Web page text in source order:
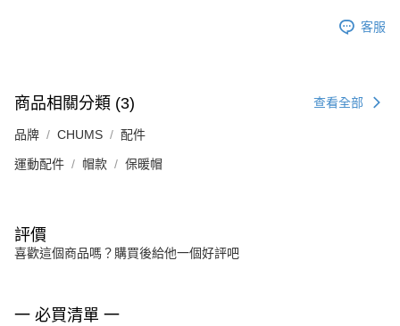
客服
商品相關分類 (3) 查看全部
品牌 CHUMS 配件
運動配件 帽款 保暖帽
評價
喜歡這個商品嗎？購買後給他一個好評吧
一 必買清單 一